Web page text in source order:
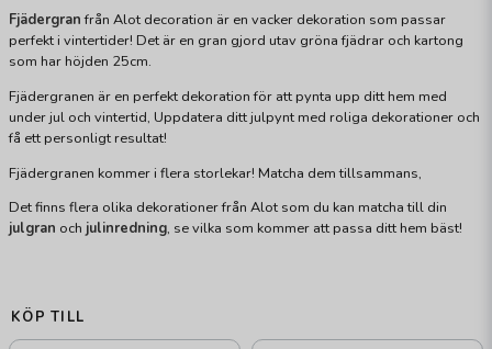
Fjädergranfrån Alot decoration är en vacker dekoration som passar
perfekt i vintertider! Det är en gran gjord utav gröna fjädrar och kartong
som har höjden 25cm.
Fjädergranen är en perfekt dekoration för att pynta upp ditt hem med
under jul och vintertid, Uppdatera ditt julpynt med roliga dekorationer och
få ett personligt resultat!
Fjädergranen kommer i flera storlekar! Matcha dem tillsammans,
Det finns flera olika dekorationer från Alot som du kan matcha till din
julgran och julinredning, se vilka som kommer att passa ditt hem bäst!
KÖP TILL